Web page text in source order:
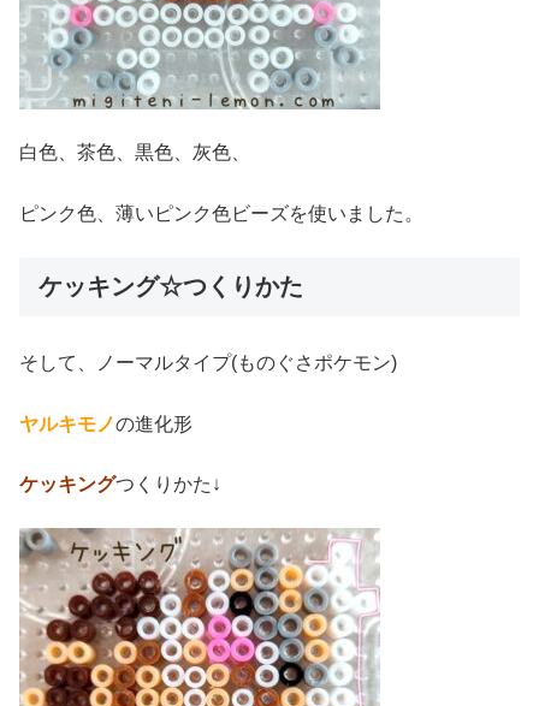
白色、茶色、黒色、灰色、
ピンク色、薄いピンク色ビーズを使いました。
ケッキング☆つくりかた
そして、ノーマルタイプ(ものぐさポケモン)
ヤルキモノの進化形
ケッキングつくりかた↓